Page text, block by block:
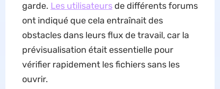
garde. Les utilisateursde différents forums
ont indiqué que cela entraînait des
obstacles dans leurs flux de travail, car la
prévisualisation était essentielle pour
vérifier rapidement les fichiers sans les
ouvrir.